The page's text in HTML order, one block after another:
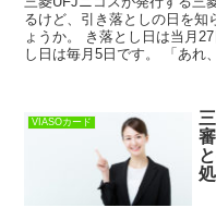
るけど、引き落としの日を知
ょうか。 き落とし日は当月
し日は毎月5日です。 「あれ
VIASOカード